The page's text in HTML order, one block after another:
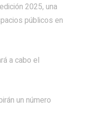
2025, una
públicos en
a cabo el
un número